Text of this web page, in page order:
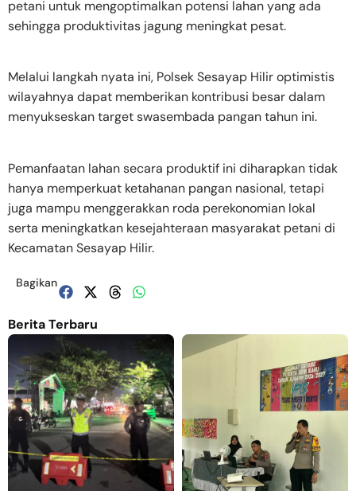
petani untuk mengoptimalkan potensi lahan yang ada
sehingga produktivitas jagung meningkat pesat.
Melalui langkah nyata ini, Polsek Sesayap Hilir optimistis
wilayahnya dapat memberikan kontribusi besar dalam
menyukseskan target swasembada pangan tahun ini.
Pemanfaatan lahan secara produktif ini diharapkan tidak
hanya memperkuat ketahanan pangan nasional, tetapi
juga mampu menggerakkan roda perekonomian lokal
serta meningkatkan kesejahteraan masyarakat petani di
Kecamatan Sesayap Hilir.
Bagikan
Berita Terbaru